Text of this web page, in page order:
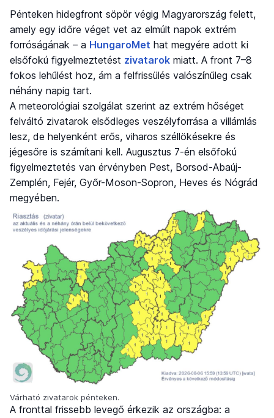
Pénteken hidegfront söpör végig Magyarország felett,
amely egy időre véget vet az elmúlt napok extrém
forróságának – a HungaroMet hat megyére adott ki
elsőfokú figyelmeztetést zivatarok miatt. A front 7–8
fokos lehűlést hoz, ám a felfrissülés valószínűleg csak
néhány napig tart.
A meteorológiai szolgálat szerint az extrém hőséget
felváltó zivatarok elsődleges veszélyforrása a villámlás
lesz, de helyenként erős, viharos széllökésekre és
jégesőre is számítani kell. Augusztus 7-én elsőfokú
figyelmeztetés van érvényben Pest, Borsod-Abaúj-
Zemplén, Fejér, Győr-Moson-Sopron, Heves és Nógrád
megyében.
Várható zivatarok pénteken.
A fronttal frissebb levegő érkezik az országba: a